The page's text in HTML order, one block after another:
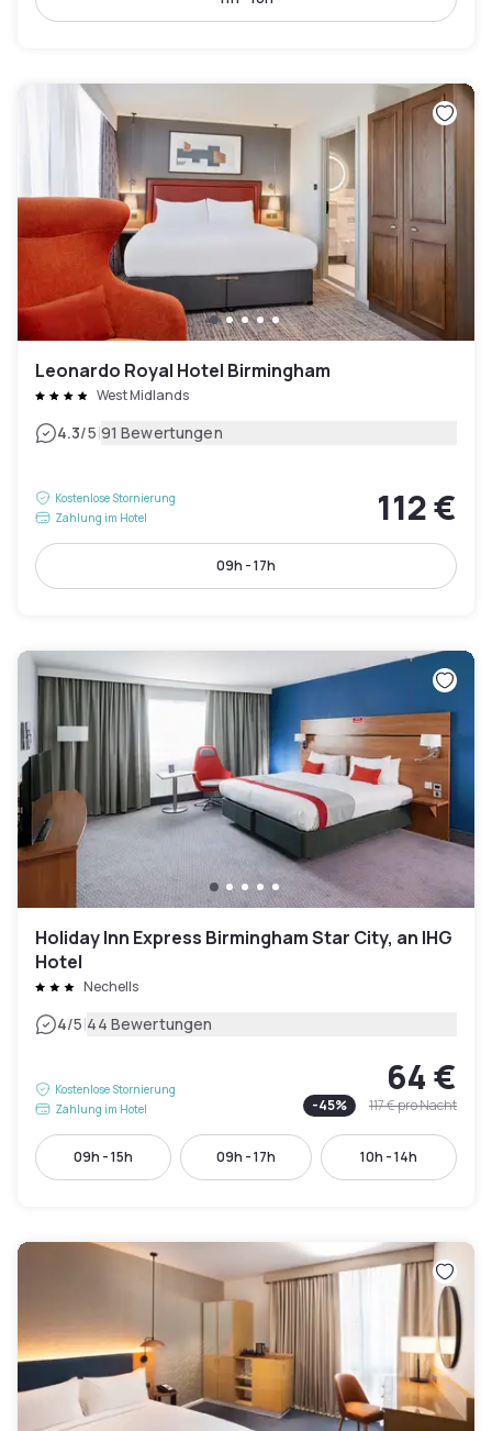
Leonardo Royal Hotel Birmingham
West Midlands
4.3/5|91 Bewertungen
Kostenlose Stornierung
Zahlung im Hotel
112 €
09h - 17h
Holiday Inn Express Birmingham Star City, an IHG
Hotel
Nechells
4/5|44 Bewertungen
Kostenlose Stornierung
Zahlung im Hotel
64 €
-45% 117 €pro Nacht
09h - 15h 09h - 17h 10h - 14h